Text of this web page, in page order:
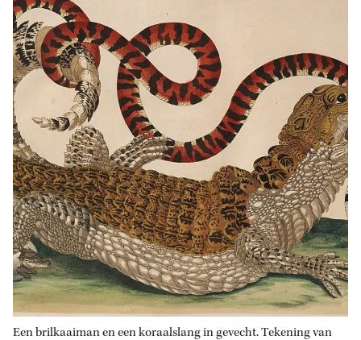
Een brilkaaiman en een koraalslang in gevecht. Tekening van